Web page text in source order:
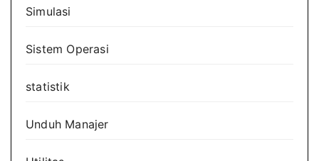
Simulasi
Sistem Operasi
statistik
Unduh Manajer